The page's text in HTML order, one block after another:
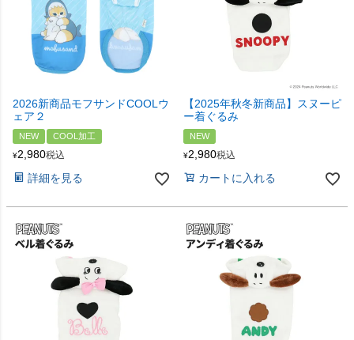
2026新商品モフサンドCOOLウ
ェア２
NEW COOL加工
¥2,980税込
詳細を見る
【2025年秋冬新商品】スヌーピ
ー着ぐるみ
NEW
¥2,980税込
カートに入れる